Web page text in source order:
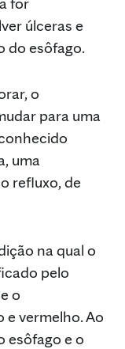
úlceras e
do esôfago.
o
para uma
uma
refluxo, de
na qual o
pelo
o
e vermelho. Ao
esôfago e o